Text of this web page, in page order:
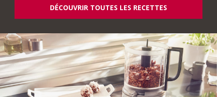
DÉCOUVRIR TOUTES LES RECETTES